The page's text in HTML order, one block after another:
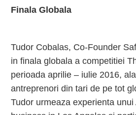
Finala
Tudor Cobalas, Co-Founder
in finala globala a competitiei
perioada aprilie – iulie 2016,
antreprenori din tari de pe tot
Tudor urmeaza experienta